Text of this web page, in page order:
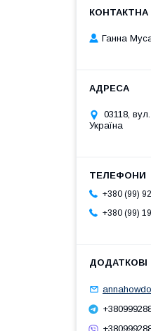
Ганна
03118,
Україна
+380 (99)
+380 (99)